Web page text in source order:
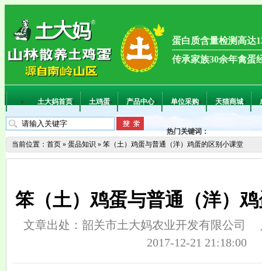
蛋白质含量检测高达
传承家族30余年禽蛋
土大妈首页 土鸡蛋 产品中心 单位采购 天猫商城
热门关键词：
当前位置： 首页 » 蛋品知识 » 笨（土）鸡蛋与普通（洋）鸡蛋的区别小课堂
笨（土）鸡蛋与普通（洋）
文章出处：韶关市土大妈农业开发有限公司
2017-12-21 21:18:00